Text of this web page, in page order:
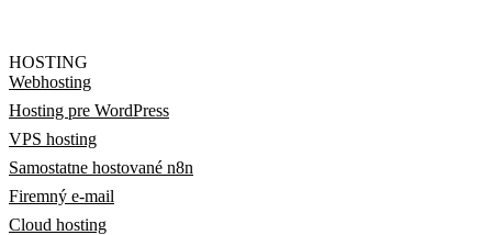
HOSTING
Webhosting
Hosting pre WordPress
VPS hosting
Samostatne hostované n8n
Firemný e-mail
Cloud hosting